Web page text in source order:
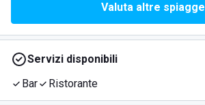
Valuta altre spiagge
Servizi disponibili
Bar
Ristorante